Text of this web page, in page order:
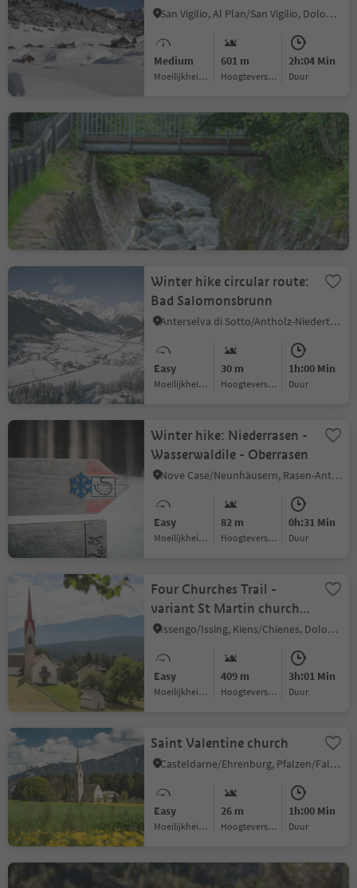
San Vigilio, Al Plan/San Vigilio, Dolomites Region Kronplatz/Plan de Corones
Medium
Moeilijkheidsgraad
601 m
Hoogteverschil
2h:04 Min
Duur
Cultural hike from Kiens
via Schöneck Castle to
Issinger Weiher
Chienes/Kiens, Kiens/Chienes, Dolomites Region Kronplatz/Plan de Corones
Medium
Moeilijkheidsgraad Hoogteverschil
3h:27 Min
Duur
Winter hike circular route:
Bad Salomonsbrunn
Anterselva di Sotto/Antholz-Niedertal, Rasen-Antholz/Rasun Anterselva, Dolomites Region Kronplatz/Plan de Corones
Easy
Moeilijkheidsgraad
30 m
Hoogteverschil
1h:00 Min
Duur
Winter hike: Niederrasen -
Wasserwaldile - Oberrasen
Nove Case/Neunhäusern, Rasen-Antholz/Rasun Anterselva, Dolomites Region Kronplatz/Plan de Corones
Easy
Moeilijkheidsgraad
82 m
Hoogteverschil
0h:31 Min
Duur
Four Churches Trail -
variant St Martin church
in Hofern
Issengo/Issing, Kiens/Chienes, Dolomites Region Kronplatz/Plan de Corones
Easy
Moeilijkheidsgraad
409 m
Hoogteverschil
3h:01 Min
Duur
Saint Valentine church
Casteldarne/Ehrenburg, Pfalzen/Falzes, Dolomites Region Kronplatz/Plan de Corones
Easy
Moeilijkheidsgraad
26 m
Hoogteverschil
1h:00 Min
Duur
Panoramic hike from the